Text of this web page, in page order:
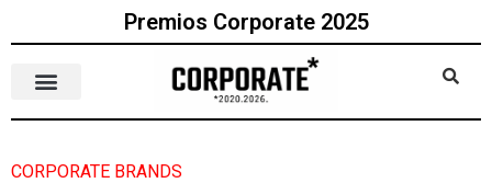
Premios Corporate 2025
CORPORATE BRANDS